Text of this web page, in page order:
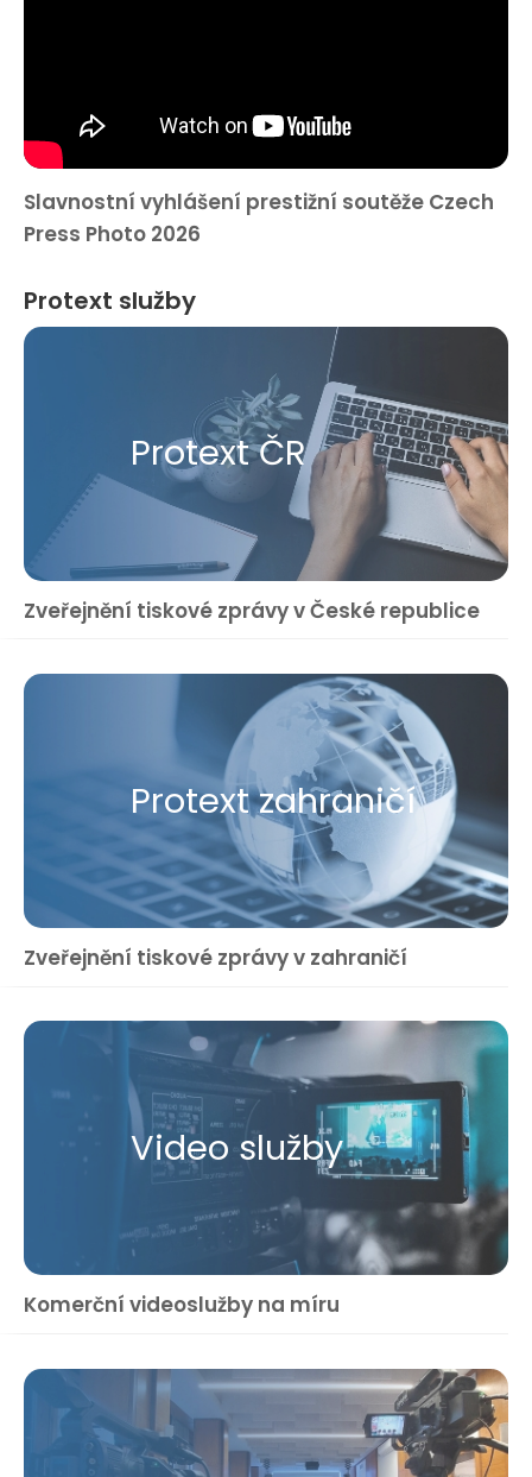
Slavnostní vyhlášení prestižní soutěže Czech
Press Photo 2026
Protext služby
Protext ČR
Zveřejnění tiskové zprávy v České republice
Protext zahraničí
Zveřejnění tiskové zprávy v zahraničí
Video služby
Komerční videoslužby na míru